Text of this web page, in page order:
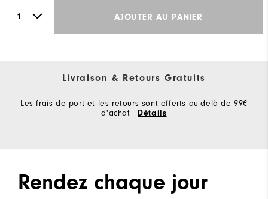
AJOUTER AU PANIER
Livraison & Retours Gratuits
Les frais de port et les retours sont offerts au-delà de 99€
d'achat
Détails
Rendez chaque jour